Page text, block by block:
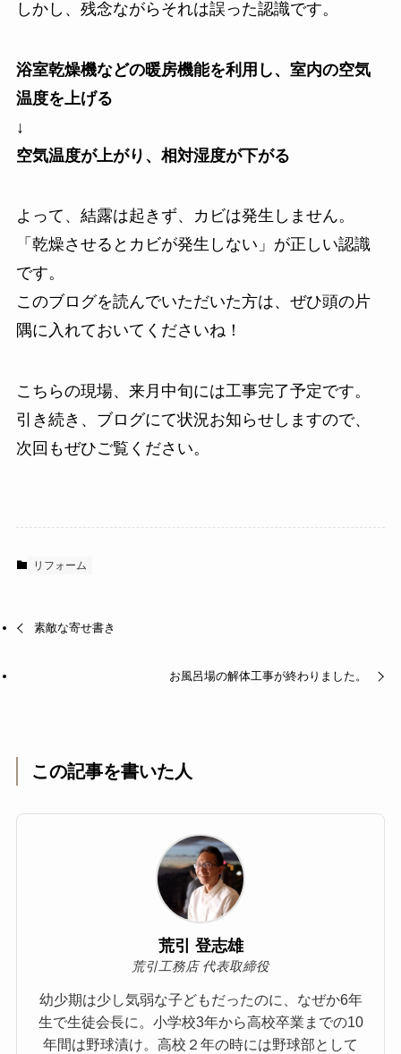
しかし、残念ながらそれは誤った認識です。
浴室乾燥機などの暖房機能を利用し、室内の空気
温度を上げる
↓
空気温度が上がり、相対湿度が下がる
よって、結露は起きず、カビは発生しません。
「乾燥させるとカビが発生しない」が正しい認識
です。
このブログを読んでいただいた方は、ぜひ頭の片
隅に入れておいてくださいね！
こちらの現場、来月中旬には工事完了予定です。
引き続き、ブログにて状況お知らせしますので、
次回もぜひご覧ください。
リフォーム
素敵な寄せ書き
お風呂場の解体工事が終わりました。
この記事を書いた人
荒引 登志雄
荒引工務店 代表取締役
幼少期は少し気弱な子どもだったのに、なぜか6年
生で生徒会長に。小学校3年から高校卒業までの10
年間は野球漬け。高校２年の時には野球部として